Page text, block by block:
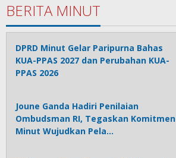
BERITA MINUT
DPRD Minut Gelar Paripurna Bahas
KUA-PPAS 2027 dan Perubahan KUA-
PPAS 2026
Joune Ganda Hadiri Penilaian
Ombudsman RI, Tegaskan Komitmen
Minut Wujudkan Pela…